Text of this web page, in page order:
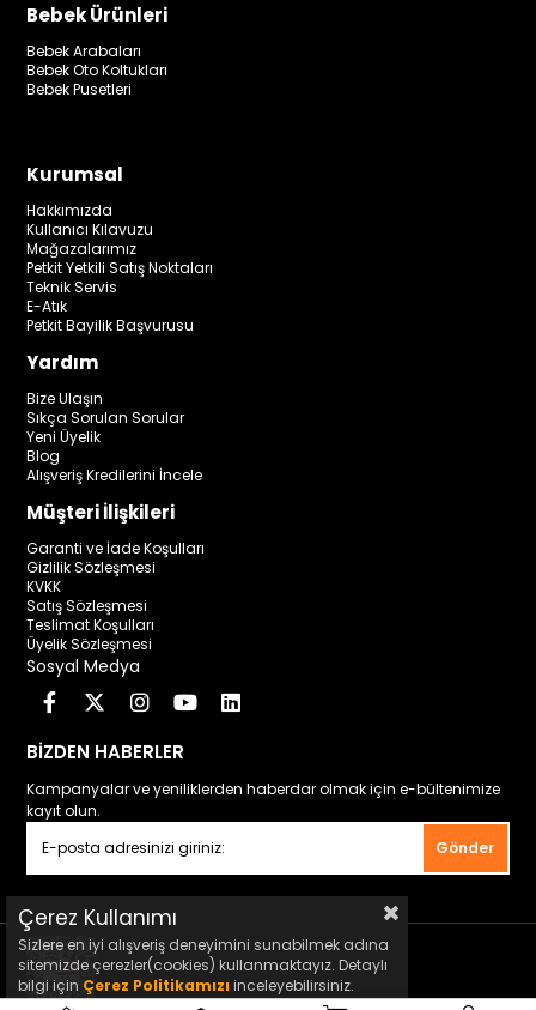
Bebek Ürünleri
Bebek Arabaları
Bebek Oto Koltukları
Bebek Pusetleri
Kurumsal
Hakkımızda
Kullanıcı Kılavuzu
Mağazalarımız
Petkit Yetkili Satış Noktaları
Teknik Servis
E-Atık
Petkit Bayilik Başvurusu
Yardım
Bize Ulaşın
Sıkça Sorulan Sorular
Yeni Üyelik
Blog
Alışveriş Kredilerini İncele
Müşteri İlişkileri
Garanti ve İade Koşulları
Gizlilik Sözleşmesi
KVKK
Satış Sözleşmesi
Teslimat Koşulları
Üyelik Sözleşmesi
Sosyal Medya
BİZDEN HABERLER
Kampanyalar ve yeniliklerden haberdar olmak için e-bültenimize
kayıt olun.
Gönder
Çerez Kullanımı
Sizlere en iyi alışveriş deneyimini sunabilmek adına
sitemizde çerezler(cookies) kullanmaktayız. Detaylı
bilgi için Çerez Politikamızı inceleyebilirsiniz.